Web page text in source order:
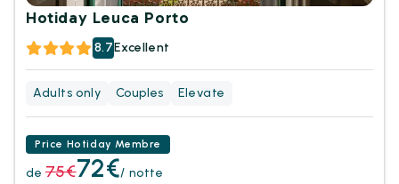
Hotiday Leuca Porto
8.7Excellent
Adults only Couples Elevate
Price Hotiday Membre
de 75€72€/ notte